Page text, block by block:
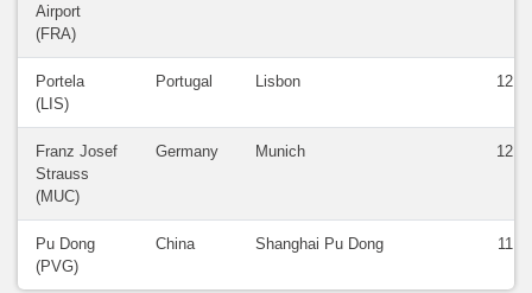
Airport
(FRA)
Portela
(LIS)
Portugal Lisbon 12
Franz Josef
Strauss
(MUC)
Germany Munich 12
Pu Dong
(PVG)
China Shanghai Pu Dong 11